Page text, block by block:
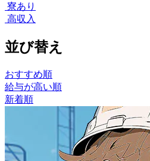
寮あり
高収入
並び替え
おすすめ順
給与が高い順
新着順